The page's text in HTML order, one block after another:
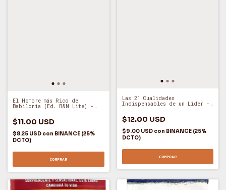
El Hombre más Rico de
Babilonia (Ed. B&N Lite) -
$11.00 USD
$8.25 USD con BINANCE (25%
DCTO)
COMPRAR
Las 21 Cualidades
Indispensables de un Líder -
$12.00 USD
$9.00 USD con BINANCE (25%
DCTO)
COMPRAR